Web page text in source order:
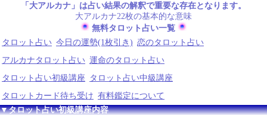
「大アルカナ」は占い結果の解釈で重要な存在となります。
大アルカナ22枚の基本的な意味
無料タロット占い一覧
タロット占い 今日の運勢(1枚引き) 恋のタロット占い
アルカナタロット占い 運命のタロット占い
タロット占い初級講座
タロット占い中級講座
タロットカード待ち受け 有料鑑定について
▼タロット占い初級講座内容